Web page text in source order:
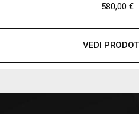
580,00 €
VEDI